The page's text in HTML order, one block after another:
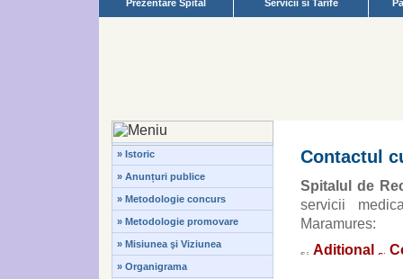
Prezentare Spital Servicii si Tarife
» Istoric
» Anunțuri publice
» Metodologie concurs
» Metodologie promovare
» Misiunea şi Viziunea
» Organigrama
Contactul
Spitalul de
servicii
Maramures:
Aditional